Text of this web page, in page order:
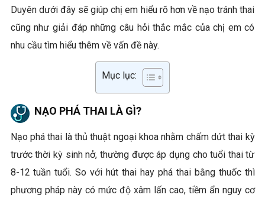
Duyên dưới đây sẽ giúp chị em hiểu rõ hơn về nạo tránh thai
cũng như giải đáp những câu hỏi thắc mắc của chị em có
nhu cầu tìm hiểu thêm về vấn đề này.
Mục lục:
NẠO PHÁ THAI LÀ GÌ?
Nạo phá thai là thủ thuật ngoại khoa nhằm chấm dứt thai kỳ
trước thời kỳ sinh nở, thường được áp dụng cho tuổi thai từ
8-12 tuần tuổi. So với hút thai hay phá thai bằng thuốc thì
phương pháp này có mức độ xâm lấn cao, tiềm ẩn nguy cơ